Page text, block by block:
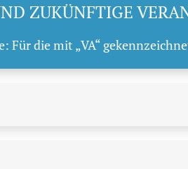
ZUKÜNFTIGE
Für die mit „VA“